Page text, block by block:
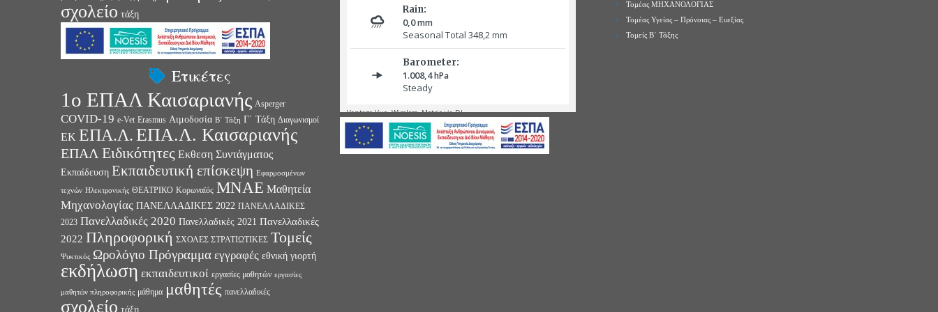
σχολείο τάξη
Ετικέτες
1ο ΕΠΑΛ Καισαριανής Asperger
COVID-19 e-Vet Erasmus Αιμοδοσία Β΄ Τάξη Γ΄ Τάξη Διαγωνισμοί
ΕΚ ΕΠΑ.Λ.ΕΠΑ.Λ. Καισαριανής
ΕΠΑΛ Ειδικότητες Εκθεση Συντάγματος
Εκπαίδευση Εκπαιδευτική επίσκεψη Εφαρμοσμένων
τεχνών Ηλεκτρονικής ΘΕΑΤΡΙΚΟ Κορωναϊός ΜΝΑΕ Μαθητεία
Μηχανολογίας ΠΑΝΕΛΛΑΔΙΚΕΣ 2022 ΠΑΝΕΛΛΑΔΙΚΕΣ
2023 Πανελλαδικές 2020 Πανελλαδικές 2021 Πανελλαδικές
2022 Πληροφορική ΣΧΟΛΕΣ ΣΤΡΑΤΙΩΤΙΚΕΣ Τομείς
Ψυκτικός Ωρολόγιο Πρόγραμμα εγγραφές εθνική γιορτή
εκδήλωση εκπαιδευτικοί εργασίες μαθητών εργασίες
μαθητών πληροφορικής μάθημα μαθητές πανελλαδικές
σχολείο τάξη
Τομέας ΜΗΧΑΝΟΛΟΓΙΑΣ
Τομέας Υγείας – Πρόνοιας – Ευεξίας
Τομείς Β΄ Τάξης